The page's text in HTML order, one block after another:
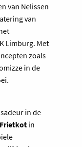
van Nelissen
van
Limburg. Met
zoals
in de
in de
Frietkot in